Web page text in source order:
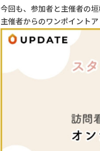
今回も、参加者と主催者の
主催者からのワンポイントア